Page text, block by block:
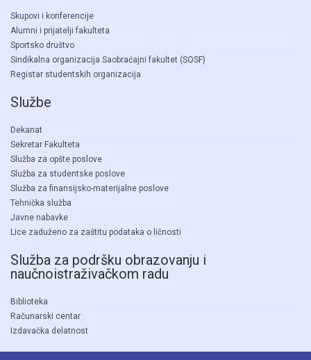
Skupovi i konferencije
Alumni i prijatelji fakulteta
Sportsko društvo
Sindikalna organizacija Saobraćajni fakultet (SOSF)
Registar studentskih organizacija
Službe
Dekanat
Sekretar Fakulteta
Služba za opšte poslove
Služba za studentske poslove
Služba za finansijsko-materijalne poslove
Tehnička služba
Javne nabavke
Lice zaduženo za zaštitu podataka o ličnosti
Služba za podršku obrazovanju i
naučnoistraživačkom radu
Biblioteka
Računarski centar
Izdavačka delatnost